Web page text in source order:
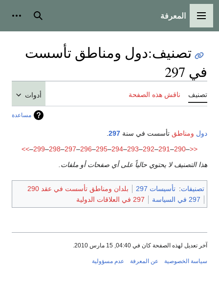
القائمة الرئيسية
المعرفة بحث
تصنيف:دول ومناطق تأسست
في 297
تصنيف ناقش هذه الصفحة أدوات
مساعدة
دول ومناطق تأسست في سنة 297
<<
–
290
–
291
–
292
–
293
–
294
–
295
–
296
–
297
–
298
–
299
–
>>
هذا التصنيف لا يحتوي حالياً على أي صفحات أو ملفات.
تصنيفات: تأسيسات 297
بلدان ومناطق تأسست في عقد 290
297 في السياسة
297 في العلاقات الدولية
آخر تعديل لهذه الصفحة كان في 04:40, 15 مارس 2010.
سياسة الخصوصية عن المعرفة عدم مسؤولية